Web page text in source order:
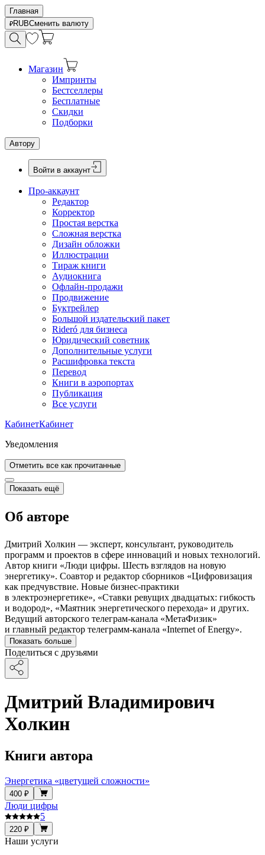
Главная
RUBСменить валюту
Магазин
Импринты
Бестселлеры
Бесплатные
Скидки
Подборки
Автору
Войти в аккаунт
Про-аккаунт
Редактор
Корректор
Простая верстка
Сложная верстка
Дизайн обложки
Иллюстрации
Тираж книги
Аудиокнига
Офлайн-продажи
Продвижение
Буктрейлер
Большой издательский пакет
Rideró для бизнеса
Юридический советник
Дополнительные услуги
Расшифровка текста
Перевод
Книги в аэропортах
Публикация
Все услуги
КабинетКабинет
Уведомления
Отметить все как прочитанные
Показать ещё
Об авторе
Дмитрий Холкин — эксперт, консультант, руководитель
программ и проектов в сфере инноваций и новых технологий.
Автор книги «Люди цифры. Шесть взглядов на новую
энергетику». Соавтор и редактор сборников «Цифровизация
как предчувствие. Новые бизнес-практики
в электроэнергетике», «Ставки ревущих двадцатых: гибкость
и водород», «Маятник энергетического перехода» и других.
Ведущий авторского телеграм-канала «МетаФизик»
и главный редактор телеграмм-канала «Internet of Energy».
Показать больше
Поделиться с друзьями
Дмитрий Владимирович
Холкин
Книги автора
Энергетика «цветущей сложности»
400 ₽
Люди цифры
5
220 ₽
Наши услуги